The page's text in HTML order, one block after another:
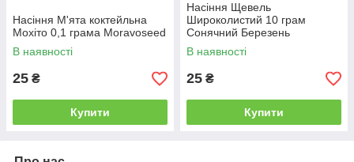
Насіння М'ята коктейльна
Мохіто 0,1 грама Moravoseed
В наявності
25 ₴
Купити
Насіння Щевель
Широколистий 10 грам
Сонячний Березень
В наявності
25 ₴
Купити